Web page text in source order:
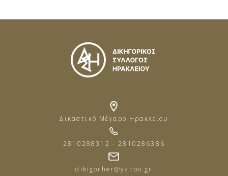
Δικαστικό Μέγαρο Ηρακλείου
2810288312 - 2810286386
dikigorher@yahoo.gr